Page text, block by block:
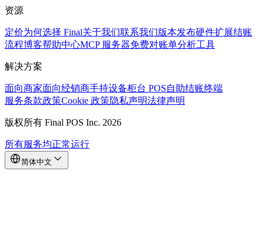
资源
定价为何选择 Final关于我们联系我们版本发布硬件扩展结账
流程博客帮助中心MCP 服务器免费对账单分析工具
解决方案
面向商家面向经销商手持设备柜台 POS自助结账终端
服务条款政策Cookie 政策隐私声明法律声明
版权所有 Final POS Inc. 2026
所有服务均正常运行
简体中文